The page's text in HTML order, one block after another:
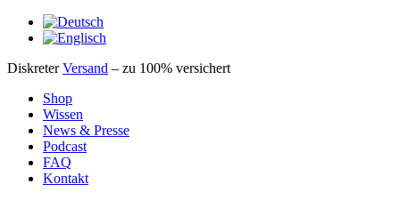
DiskreterVersand – zu 100% versichert
Shop
Wissen
News & Presse
Podcast
FAQ
Kontakt